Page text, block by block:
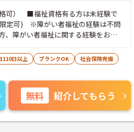
可） ■福祉資格有る方は未経験で
定可) ※障がい者福祉の経験は不問
、障がい者福祉に関する経験をお持
110日以上 ブランクOK
社会保険完備
無料 紹介してもらう